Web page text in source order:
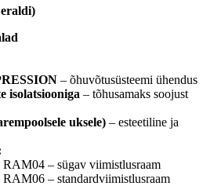
– õhuvõtusüsteemi ühendus
isolatsiooniga – tõhusamaks soojust
uksele) – esteetiline ja
– sügav viimistlusraam
– standardviimistlusraam